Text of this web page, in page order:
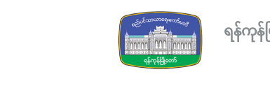
ရန်ကုန်